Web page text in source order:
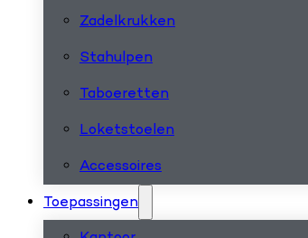
Zadelkrukken
Stahulpen
Taboeretten
Loketstoelen
Accessoires
Toepassingen